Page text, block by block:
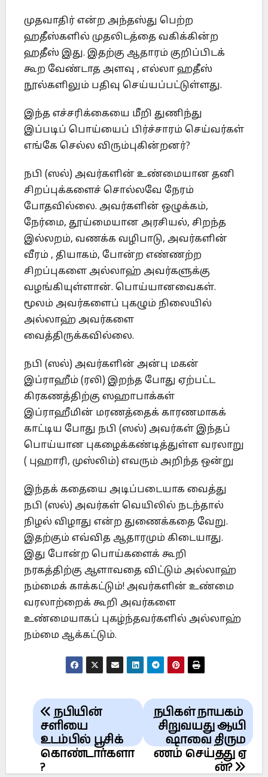
முதவாதிர் என்ற அந்தஸ்து பெற்ற
ஹதீஸ்களில் முதலிடத்தை வகிக்கின்ற
ஹதீஸ் இது. இதற்கு ஆதாரம் குறிப்பிடக்
கூற வேண்டாத அளவு , எல்லா ஹதீஸ்
நூல்களிலும் பதிவு செய்யப்பட்டுள்ளது.
இந்த எச்சரிக்கையை மீறி துணிந்து
இப்படிப் பொய்யைப் பிர்ச்சாரம் செய்வர்கள்
எங்கே செல்ல விரும்புகின்றனர்?
நபி (ஸல்) அவர்களின் உண்மையான தனி
சிறப்புக்களைச் சொல்லவே நேரம்
போதவில்லை. அவர்களின் ஒழுக்கம்,
நேர்மை, தூய்மையான அரசியல், சிறந்த
இல்லறம், வணக்க வழிபாடு, அவர்களின்
வீரம் , தியாகம், போன்ற எண்ணற்ற
சிறப்புகளை அல்லாஹ் அவர்களுக்கு
வழங்கியுள்ளான். பொய்யானவைகள்.
மூலம் அவர்களைப் புகழும் நிலையில்
அல்லாஹ் அவர்களை
வைத்திருக்கவில்லை.
நபி (ஸல்) அவர்களின் அன்பு மகன்
இப்ராஹீம் (ரலி) இறந்த போது ஏற்பட்ட
கிரகணத்திற்கு ஸஹாபாக்கள்
இப்ராஹீமின் மரணத்தைக் காரணமாகக்
காட்டிய போது நபி (ஸல்) அவர்கள் இந்தப்
பொய்யான புகழைக்கண்டித்துள்ள வரலாறு
( புஹாரி, முஸ்லிம்) எவரும் அறிந்த ஒன்று
இந்தக் கதையை அடிப்படையாக வைத்து
நபி (ஸல்) அவர்கள் வெயிலில் நடந்தால்
நிழல் விழாது என்ற துணைக்கதை வேறு.
இதற்கும் எவ்வித ஆதாரமும் கிடையாது.
இது போன்ற பொய்களைக் கூறி
நரகத்திற்கு ஆளாவதை விட்டும் அல்லாஹ்
நம்மைக் காக்கட்டும்! அவர்களின் உண்மை
வரலாற்றைக் கூறி அவர்களை
உண்மையாகப் புகழ்ந்தவர்களில் அல்லாஹ்
நம்மை ஆக்கட்டும்.
Post
navigation
நபிகள் நாயகம்
சிறுவயது ஆயி
ஷாவை திரும
ணம் செய்தது ஏ
ன்?
நபியின்
சளியை
உடம்பில் பூசிக்
கொண்டார்களா
?